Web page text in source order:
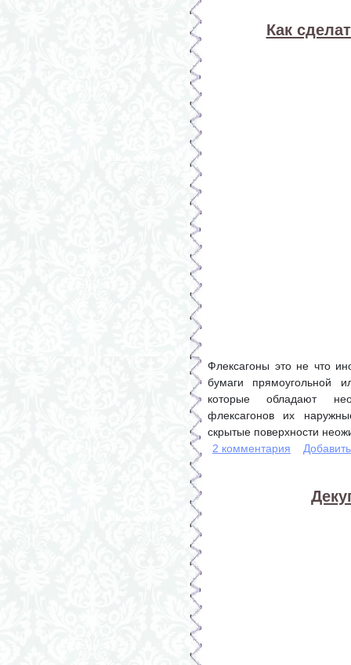
Как
Флексагоны это не что
бумаги прямоугольной
которые обладают
флексагонов их
скрытые поверхности
2 комментария